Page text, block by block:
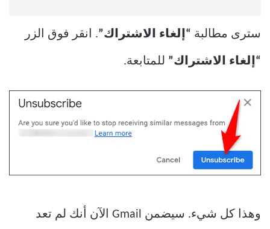
سترى مطالبة “إلغاء الاشتراك”. انقر فوق الزر
“إلغاء الاشتراك” للمتابعة.
وهذا كل شيء. سيضمن Gmail الآن أنك لم تعد